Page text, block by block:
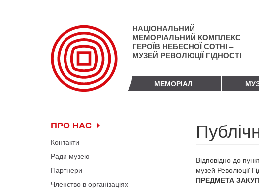
НАЦІОНАЛЬНИЙ
МЕМОРІАЛЬНИЙ КОМПЛЕКС
ГЕРОЇВ НЕБЕСНОЇ СОТНІ –
МУЗЕЙ РЕВОЛЮЦІЇ ГІДНОСТІ
МЕМОРІАЛ
ПРО НАС
Контакти
Ради музею
Партнери
Членство в організаціях
Відповідно до
музей Революції
ПРЕДМЕТА